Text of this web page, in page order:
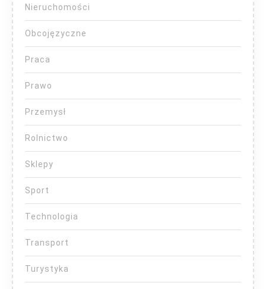
Nieruchomości
Obcojęzyczne
Praca
Prawo
Przemysł
Rolnictwo
Sklepy
Sport
Technologia
Transport
Turystyka